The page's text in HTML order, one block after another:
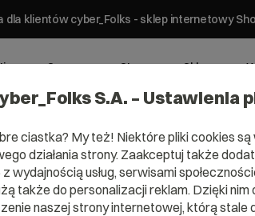
klientów cyber_Folks - sklep internetowy
Serwery Strony Sklepy
S.A. – Ustawienia
ciastka? My też! Niektóre pliki cookies są
działania strony. Zaakceptuj także
wydajnością usług, serwisami
także do personalizacji reklam. Dzięki
naszej strony internetowej, którą stale